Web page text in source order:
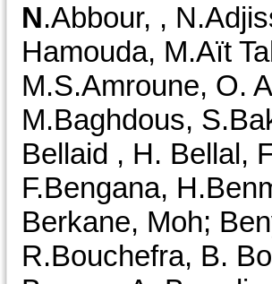
N.Abbour, ,
Hamouda, M.Aït
M.S.Amroune, O.
M.Baghdous,
Bellaid , H. Bellal,
F.Bengana,
Berkane, Moh;
R.Bouchefra, B.